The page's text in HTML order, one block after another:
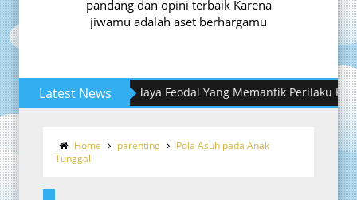
pandang dan opini terbaik Karena
jiwamu adalah aset berhargamu
Latest News
8 Step yang Harus Dimiliki Dalam
Meredam Budaya Feodal Yang
Home parenting
Pola Asuh pada Anak
Tunggal